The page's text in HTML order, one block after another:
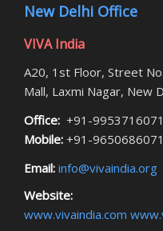
New Delhi Office
VIVA India
A20, 1st Floor, Street
Mall, Laxmi Nagar, New
Office: +91-9953716071
Mobile: +91-9650686071
Email: info@vivaindia.org
Website:
www.vivaindia.com